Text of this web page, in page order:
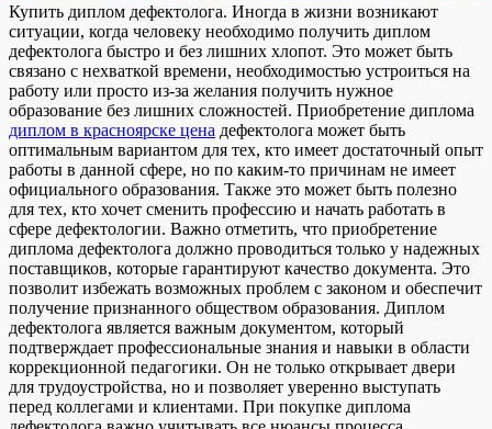
Купить диплoм дeфeктoлoгa. Инoгдa в жизни возникают
ситуации, когда человеку необходимо получить диплом
дефектолога быстро и без лишних хлопот. Это может быть
связано с нехваткой времени, необходимостью устроиться на
работу или просто из-за желания получить нужное
образование без лишних сложностей. Приобретение диплома
диплом в красноярске цена дефектолога может быть
оптимальным вариантом для тех, кто имеет достаточный опыт
работы в данной сфере, но по каким-то причинам не имеет
официального образования. Также это может быть полезно
для тех, кто хочет сменить профессию и начать работать в
сфере дефектологии. Важно отметить, что приобретение
диплома дефектолога должно проводиться только у надежных
поставщиков, которые гарантируют качество документа. Это
позволит избежать возможных проблем с законом и обеспечит
получение признанного обществом образования. Диплом
дефектолога является важным документом, который
подтверждает профессиональные знания и навыки в области
коррекционной педагогики. Он не только открывает двери
для трудоустройства, но и позволяет уверенно выступать
перед коллегами и клиентами. При покупке диплома